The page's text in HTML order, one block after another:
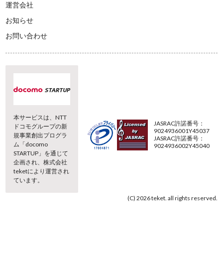
運営会社
お知らせ
お問い合わせ
本サービスは、NTT
ドコモグループの新
規事業創出プログラ
ム「docomo
STARTUP」を通じて
企画され、株式会社
teketにより運営され
ています。
JASRAC許諾番号：
9024936001Y45037
JASRAC許諾番号：
9024936002Y45040
(C) 2026 teket. all rights reserved.